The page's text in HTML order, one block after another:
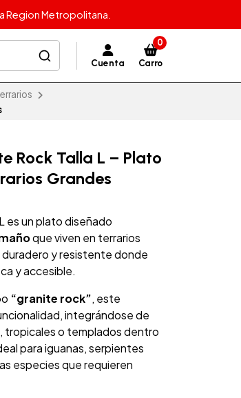
Region Metropolitana.
Cuenta
0
Carro
Rock Talla L – Plato
Grandes
es un plato diseñado
que viven en terrarios
y resistente donde
y accesible.
“granite rock”, este
integrándose de
tropicales o templados dentro
para iguanas, serpientes
especies que requieren